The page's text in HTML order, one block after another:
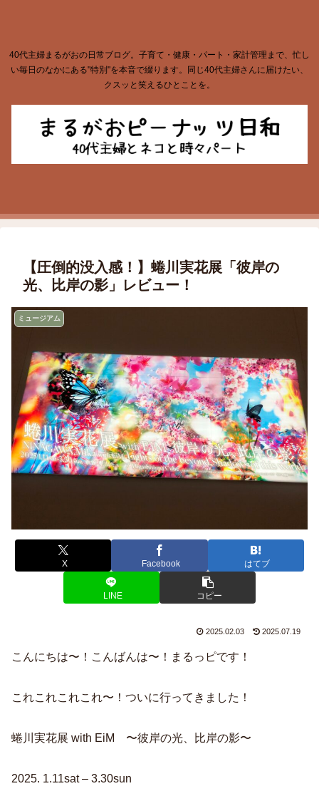
40代主婦まるがおの日常ブログ。子育て・健康・パート・家計管理まで、忙し
い毎日のなかにある"特別"を本音で綴ります。同じ40代主婦さんに届けたい、
クスッと笑えるひとことを。
【圧倒的没入感！】蜷川実花展「彼岸の
光、比岸の影」レビュー！
ミュージアム
X Facebook はてブ
LINE コピー
2025.02.03 2025.07.19
こんにちは〜！こんばんは〜！まるっピです！
これこれこれこれ〜！ついに行ってきました！
蜷川実花展 with EiM 〜彼岸の光、比岸の影〜
2025. 1.11sat – 3.30sun